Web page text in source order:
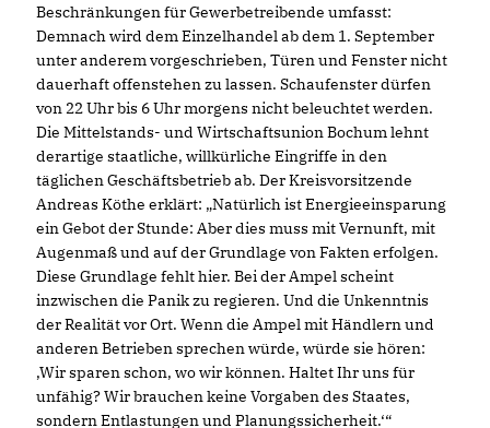
Beschränkungen für Gewerbetreibende umfasst:
Demnach wird dem Einzelhandel ab dem 1. September
unter anderem vorgeschrieben, Türen und Fenster nicht
dauerhaft offenstehen zu lassen. Schaufenster dürfen
von 22 Uhr bis 6 Uhr morgens nicht beleuchtet werden.
Die Mittelstands- und Wirtschaftsunion Bochum lehnt
derartige staatliche, willkürliche Eingriffe in den
täglichen Geschäftsbetrieb ab. Der Kreisvorsitzende
Andreas Köthe erklärt: „Natürlich ist Energieeinsparung
ein Gebot der Stunde: Aber dies muss mit Vernunft, mit
Augenmaß und auf der Grundlage von Fakten erfolgen.
Diese Grundlage fehlt hier. Bei der Ampel scheint
inzwischen die Panik zu regieren. Und die Unkenntnis
der Realität vor Ort. Wenn die Ampel mit Händlern und
anderen Betrieben sprechen würde, würde sie hören:
Wir sparen schon, wo wir können. Haltet Ihr uns für
unfähig? Wir brauchen keine Vorgaben des Staates,
sondern Entlastungen und Planungssicherheit.‘“